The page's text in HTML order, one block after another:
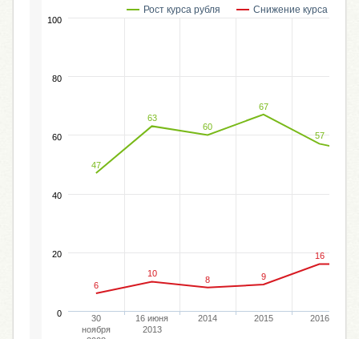
6
10
8 9
16
47
63
60
67
57
Рост курса рубля Снижение курса рубля
30
ноября
16 июня
2013
2014 2015 2016
0
20
40
60
80
100